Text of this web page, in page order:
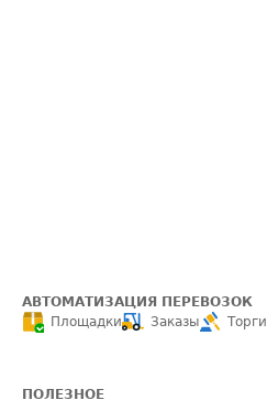
АВТОМАТИЗАЦИЯ ПЕРЕВОЗОК
Площадки
Заказы Торги
ПОЛЕЗНОЕ